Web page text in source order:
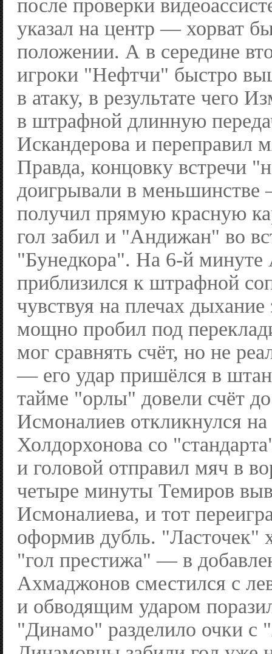
после проверки
указал на центр — хорват
положении. А в середине
игроки "Нефтчи" быстро
в атаку, в результате чего
в штрафной длинную
Искандерова и переправил
Правда, концовку встречи
доигрывали в
получил прямую красную
гол забил и "Андижан" во
"Бунедкора". На 6-й
приблизился к штрафной
чувствуя на плечах
мощно пробил под
мог сравнять счёт, но не
— его удар пришёлся в
тайме "орлы" довели счёт
Исмоналиев откликнулся на
Холдорхонова со
и головой отправил мяч в
четыре минуты Темиров
Исмоналиева, и тот
оформив дубль. "Ласточек"
"гол престижа" — в
Ахмаджонов сместился с
и обводящим ударом
"Динамо" разделило очки